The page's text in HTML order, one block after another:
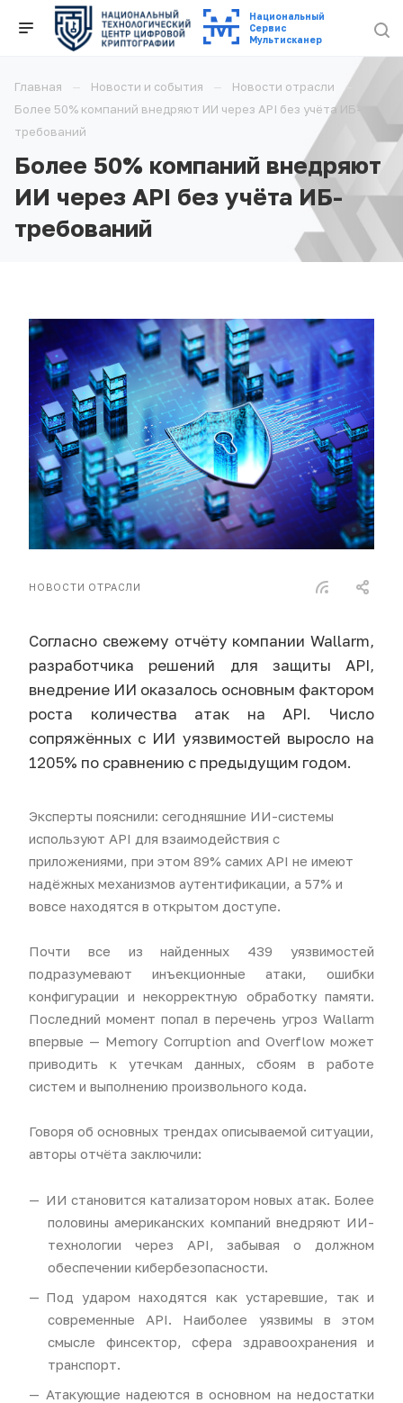
Национальный
Cервис
Мультисканер
Главная Новости и события
Новости отрасли
Более 50% компаний внедряют ИИ через API без учёта ИБ-
требований
Более 50% компаний внедряют
ИИ через API без учёта ИБ-
требований
НОВОСТИ ОТРАСЛИ
Согласно свежему отчёту компании Wallarm,
разработчика решений для защиты API,
внедрение ИИ оказалось основным фактором
роста количества атак на API. Число
сопряжённых с ИИ уязвимостей выросло на
1205% по сравнению с предыдущим годом.
Эксперты пояснили: сегодняшние ИИ-системы
используют API для взаимодействия с
приложениями, при этом 89% самих API не имеют
надёжных механизмов аутентификации, а 57% и
вовсе находятся в открытом доступе.
Почти все из найденных 439 уязвимостей
подразумевают инъекционные атаки, ошибки
конфигурации и некорректную обработку памяти.
Последний момент попал в перечень угроз Wallarm
впервые — Memory Corruption and Overflow может
приводить к утечкам данных, сбоям в работе
систем и выполнению произвольного кода.
Говоря об основных трендах описываемой ситуации,
авторы отчёта заключили:
ИИ становится катализатором новых атак. Более
половины американских компаний внедряют ИИ-
технологии через API, забывая о должном
обеспечении кибербезопасности.
Под ударом находятся как устаревшие, так и
современные API. Наиболее уязвимы в этом
смысле финсектор, сфера здравоохранения и
транспорт.
Атакующие надеются в основном на недостатки